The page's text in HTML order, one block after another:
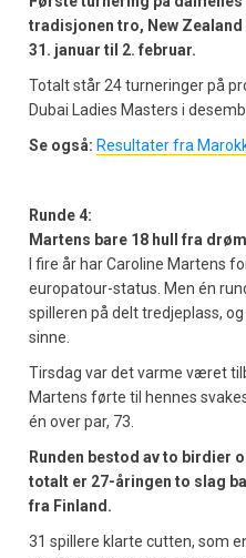
tradisjonen tro, New Zealand
31. januar til 2. februar.
Totalt står 24 turneringer på
Dubai Ladies Masters i
Se også: Resultater fra
Runde 4:
Martens bare 18 hull fra
I fire år har Caroline Martens
europatour-status. Men én
spilleren på delt tredjeplass,
sinne.
Tirsdag var det varme været
Martens førte til hennes
én over par, 73.
Runden bestod av to birdier
totalt er 27-åringen to slag
fra Finland.
31 spillere klarte cutten, som